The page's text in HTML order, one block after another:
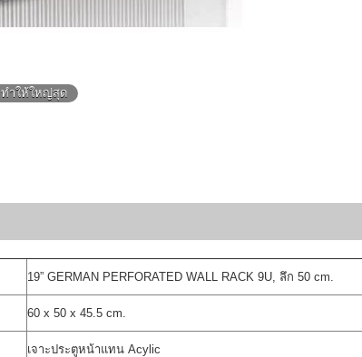
ทำให้ใหญ่สุด
19” GERMAN PERFORATED WALL RACK 9U, ลึก 50 cm.
60 x 50 x 45.5 cm.
เจาะประตูหน้าแทน Acylic